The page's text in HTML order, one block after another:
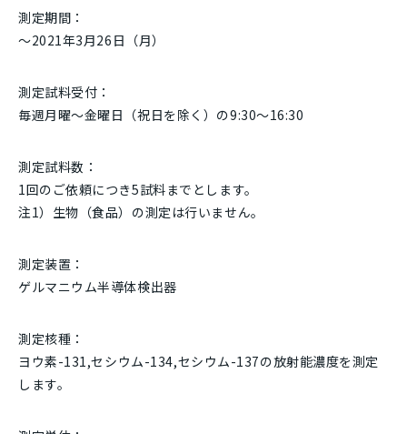
測定期間：
～2021年3月26日（月）
測定試料受付：
毎週月曜～金曜日（祝日を除く）の9:30～16:30
測定試料数：
1回のご依頼につき5試料までとします。
注1）生物（食品）の測定は行いません。
測定装置：
ゲルマニウム半導体検出器
測定核種：
ヨウ素-131,セシウム-134,セシウム-137の放射能濃度を測定
します。